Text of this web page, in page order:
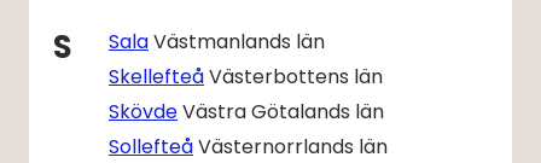
S SalaVästmanlands län
SkellefteåVästerbottens län
SkövdeVästra Götalands län
SollefteåVästernorrlands län